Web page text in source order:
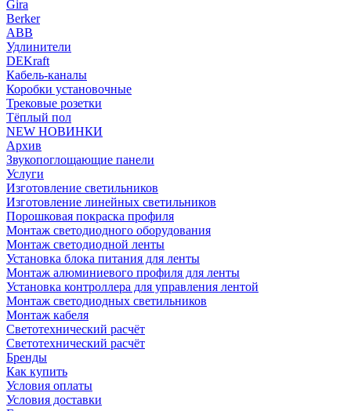
Gira
Berker
ABB
Удлинители
DEKraft
Кабель-каналы
Коробки установочные
Трековые розетки
Тёплый пол
NEW НОВИНКИ
Архив
Звукопоглощающие панели
Услуги
Изготовление светильников
Изготовление линейных светильников
Порошковая покраска профиля
Монтаж светодиодного оборудования
Монтаж светодиодной ленты
Установка блока питания для ленты
Монтаж алюминиевого профиля для ленты
Установка контроллера для управления лентой
Монтаж светодиодных светильников
Монтаж кабеля
Светотехнический расчёт
Светотехнический расчёт
Бренды
Как купить
Условия оплаты
Условия доставки